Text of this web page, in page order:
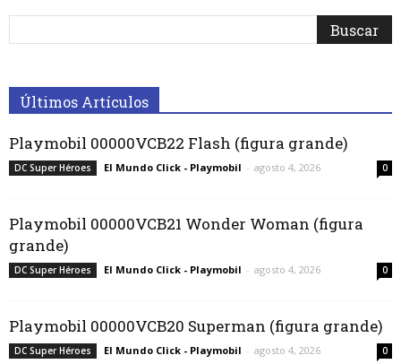
Últimos Artículos
Playmobil 00000VCB22 Flash (figura grande)
DC Super Héroes El Mundo Click - Playmobil - agosto 4, 2026 0
Playmobil 00000VCB21 Wonder Woman (figura
grande)
DC Super Héroes El Mundo Click - Playmobil - agosto 4, 2026 0
Playmobil 00000VCB20 Superman (figura grande)
DC Super Héroes El Mundo Click - Playmobil - agosto 4, 2026 0